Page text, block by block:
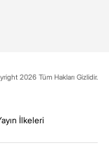
2026 Tüm Hakları Gizlidir.
İlkeleri